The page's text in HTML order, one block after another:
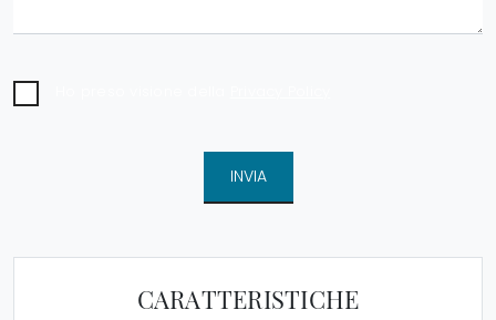
INVIA
CARATTERISTICHE